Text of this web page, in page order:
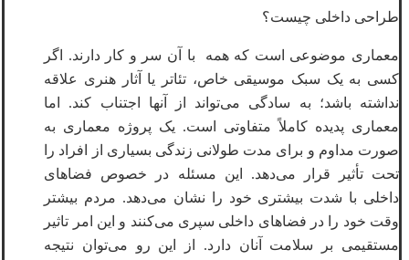
طراحی داخلی چیست؟
معماری موضوعی است که همه با آن سر و کار دارند. اگر
کسی به یک سبک موسیقی خاص، تئاتر یا آثار هنری علاقه
نداشته باشد؛ به سادگی می‌تواند از آنها اجتناب کند. اما
معماری پدیده کاملاً متفاوتی است. یک پروژه معماری به
صورت مداوم و برای مدت طولانی زندگی بسیاری از افراد را
تحت تأثیر قرار می‌دهد. این مسئله در خصوص فضاهای
داخلی با شدت بیشتری خود را نشان می‌دهد. مردم بیشتر
وقت خود را در فضاهای داخلی سپری می‌کنند و این امر تاثیر
مستقیمی بر سلامت آنان دارد. از این رو می‌توان نتیجه